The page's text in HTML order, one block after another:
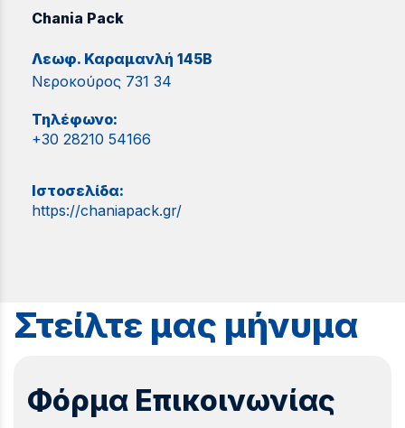
Chania Pack
Λεωφ. Καραμανλή 145Β
Νεροκούρος 731 34
Τηλέφωνο:
+30 28210 54166
Ιστοσελίδα:
https://chaniapack.gr/
Στείλτε μας μήνυμα
Φόρμα Επικοινωνίας